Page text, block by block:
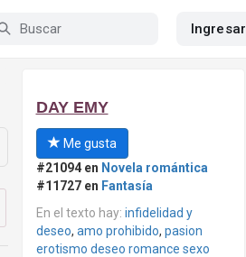
Ingresar
DAY EMY
Me gusta
#21094 en Novela romántica
#11727 en Fantasía
En el texto hay: infidelidad y
deseo, amo prohibido, pasion
erotismo deseo romance sexo